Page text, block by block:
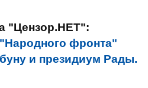
"Цензор.НЕТ":
фронта"
и президиум Рады.